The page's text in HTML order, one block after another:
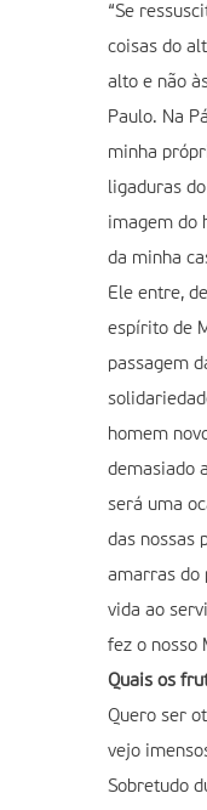
“Se
coisas do
alto e não
Paulo. Na
minha
ligaduras
imagem do
da minha
Ele entre,
espírito de
passagem
homem
demasiado
será uma
das nossas
amarras do
vida ao
fez o nosso
Quais os
Quero ser
vejo
Sobretudo